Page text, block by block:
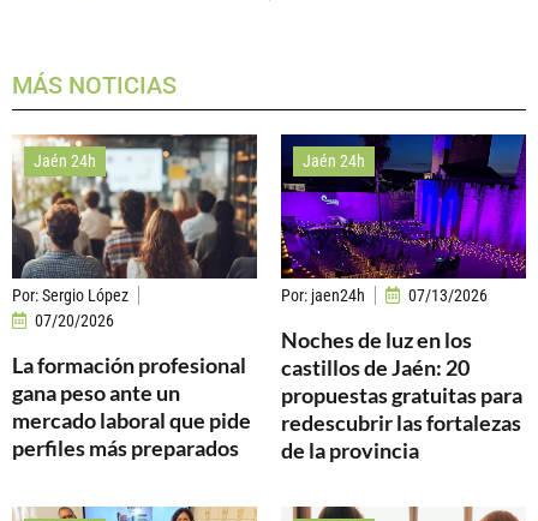
MÁS NOTICIAS
Jaén 24h
Por:Sergio López
07/20/2026
La formación profesional
gana peso ante un
mercado laboral que pide
perfiles más preparados
Jaén 24h
Por: jaen24h 07/13/2026
Noches de luz en los
castillos de Jaén: 20
propuestas gratuitas para
redescubrir las fortalezas
de la provincia